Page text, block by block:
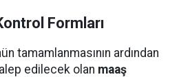
Formları
tamamlanmasının ardından
edilecek olan maaş